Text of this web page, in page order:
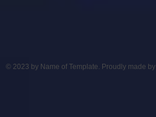
© 2023 by Name of Template. Proudly made by